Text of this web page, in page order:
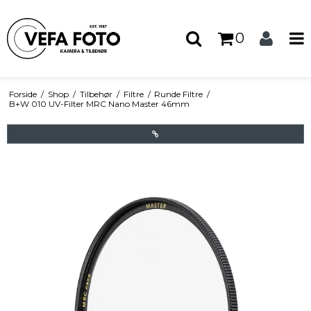
0
Forside / Shop / Tilbehør / Filtre / Runde Filtre /
B+W 010 UV-Filter MRC Nano Master 46mm